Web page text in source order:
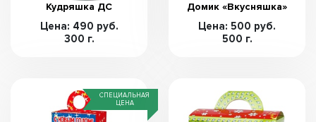
Кудряшка ДС
Цена: 490 руб.
300 г.
Домик «Вкусняшка»
Цена: 500 руб.
500 г.
СПЕЦИАЛЬНАЯ
ЦЕНА